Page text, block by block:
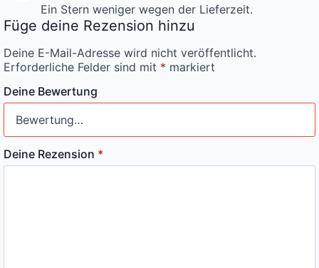
Ein Stern weniger wegen der Lieferzeit.
Füge deine Rezension hinzu
Deine E-Mail-Adresse wird nicht veröffentlicht.
Erforderliche Felder sind mit * markiert
Deine Bewertung
Deine Rezension *